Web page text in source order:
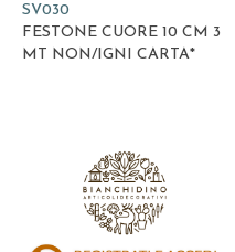
SV030
FESTONE CUORE 10 CM 3
MT NON/IGNI CARTA*